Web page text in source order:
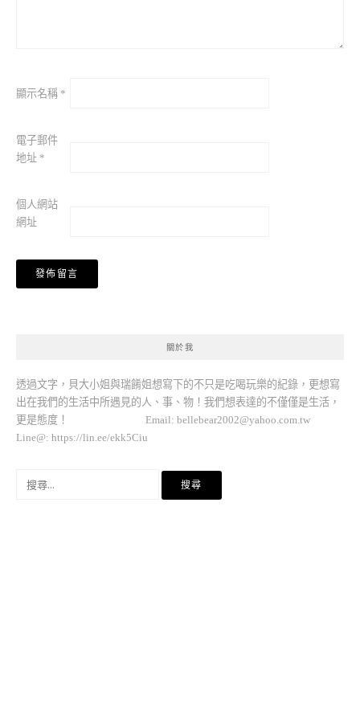
顯示名稱 *
電子郵件
地址 *
個人網站
網址
關於我
透過文字，貝大小姐與瑞餚姐想寫下的不只是吃喝玩樂的紀錄，更想寫
出在我們的生活中所遇見的人、事、物！我們想表達的不僅僅是生活，
更是態度！ Email: bellebear2002@yahoo.com.tw
Line@: https://lin.ee/ekk5Ciu